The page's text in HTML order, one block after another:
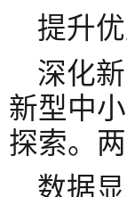
提升
深化
新型中
探索。
数据